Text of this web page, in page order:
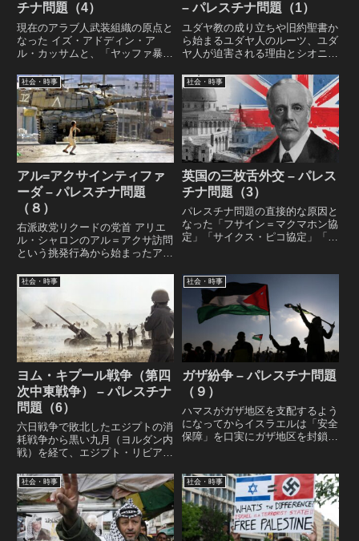
チナ問題（4）
現在のアラブ人武装組織の原点と
なった イズ・アドディン・ア
ル・カッサムと、「ヤッファ暴
1936年に起こった大規模なアラ
ブ人の武力蜂起「パレスチナ大反
乱」についてのレポート。
– パレスチナ問題（1）
ユダヤ教の成り立ちや旧約聖書か
ら始まるユダヤ人のルーツ、ユダ
ヤ人が迫害される理由とシオニズ
チナ問題を理解するために不可欠
な ユダヤ教とユダヤ人の歴史 に
ついてのレポート。
社会・時事
アル=アクサインティファ
ーダ – パレスチナ問題
（８）
右派政党リクードの党首 アリエ
ル・シャロンのアル＝アクサ訪問
という挑発行為から始まったアル
次インティファーダ）と、アル=
アクサインティファーダを切欠に
して台頭するイスラム主義組織ハ
マスについてのレポート。
社会・時事
英国の三枚舌外交 – パレス
チナ問題（3）
パレスチナ問題の直接的な原因と
なった「フサイン＝マクマホン協
定」「サイクス・ピコ協定」「バ
ユダヤ人のパレスチナ入植につい
てのレポート
社会・時事
ヨム・キプール戦争（第四
次中東戦争） – パレスチナ
問題（6）
六日戦争で敗北したエジプトの消
耗戦争から黒い九月（ヨルダン内
戦）を経て、エジプト・リビア連
スラエルに大きなダメージを与え
たヨム・キプール戦争（第四次中
東戦争）、戦争終結後に行われた
キャンプ・デービッド合意までの
レポート。
社会・時事
ガザ紛争 – パレスチナ問題
（９）
ハマスがガザ地区を支配するよう
になってからイスラエルは「安全
保障」を口実にガザ地区を封鎖
停戦協定や国際法に違反。衝突す
ると圧倒的な武力でパレスチナ地
区を蹂躙する。
社会・時事 社会・時事